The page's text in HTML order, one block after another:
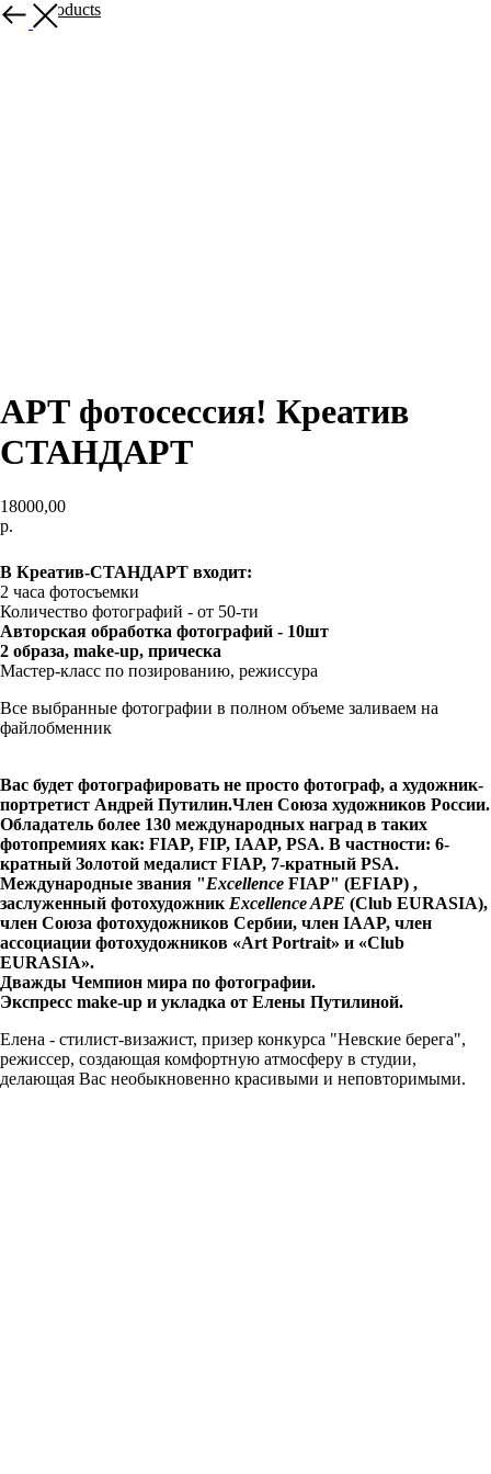
More products
АРТ фотосессия! Креатив
СТАНДАРТ
18000,00
р.
В Креатив-СТАНДАРТ входит:
2 часа фотосъемки
Количество фотографий - от 50-ти
Авторская обработка фотографий - 10шт
2 образа, make-up, прическа
Мастер-класс по позированию, режиссура
Все выбранные фотографии в полном объеме заливаем на
файлобменник
Вас будет фотографировать не просто фотограф, а художник-
портретист Андрей Путилин.Член Союза художников России.
Обладатель более 130 международных наград в таких
фотопремиях как: FIAP, FIP, IAAP, PSA. В частности: 6-
кратный Золотой медалист FIAP, 7-кратный PSA.
Международные звания "Excellence FIAP" (ЕFIAP) ,
заслуженный фотохудожник Excellence APE (Club EURASIA),
член Союза фотохудожников Сербии, член IAAP, член
ассоциации фотохудожников «Art Portrait» и «Club
EURASIA».
Дважды Чемпион мира по фотографии.
Экспресс make-up и укладка от Елены Путилиной.
Елена - стилист-визажист, призер конкурса "Невские берега",
режиссер, создающая комфортную атмосферу в студии,
делающая Вас необыкновенно красивыми и неповторимыми.